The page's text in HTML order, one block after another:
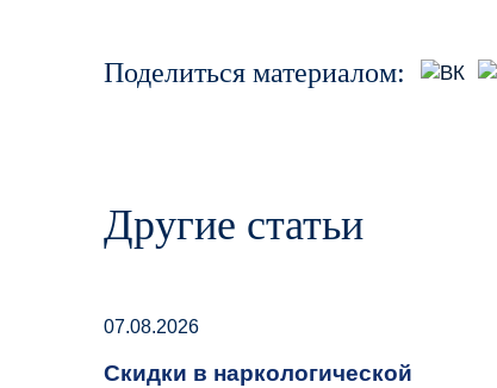
Поделиться материалом:
Другие статьи
07.08.2026
Скидки в наркологической